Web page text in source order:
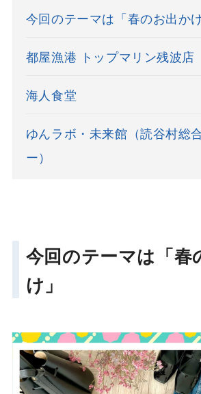
今回のテーマは「春のお出かけ
都屋漁港 トップマリン残波店
海人食堂
ゆんラボ・未来館（読谷村総
ー）
今回のテーマは「春
け」